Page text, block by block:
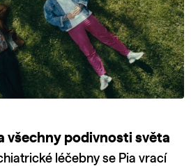
všechny podivnosti světa
léčebny se Pia vrací